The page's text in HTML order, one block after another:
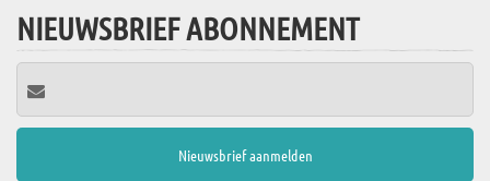
NIEUWSBRIEF ABONNEMENT